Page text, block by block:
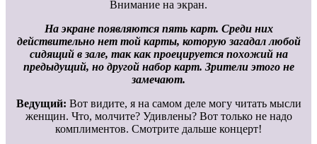
Внимание на экран.
На экране появляются пять карт. Среди них
действительно нет той карты, которую загадал любой
сидящий в зале, так как проецируется похожий на
предыдущий, но другой набор карт. Зрители этого не
замечают.
Ведущий: Вот видите, я на самом деле могу читать мысли
женщин. Что, молчите? Удивлены? Вот только не надо
комплиментов. Смотрите дальше концерт!